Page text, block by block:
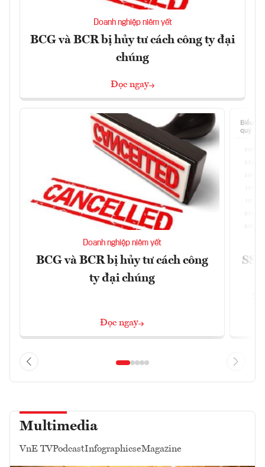
Doanh nghiệp niêm yết
BCG và BCR bị hủy tư cách công ty đại
chúng
Đọc ngay
Doanh nghiệp niêm yết
BCG và BCR bị hủy tư cách công
ty đại chúng
Đọc ngay
SSI
Multimedia
VnE TVPodcastInfographicseMagazine